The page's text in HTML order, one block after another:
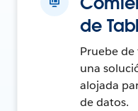
de
Pruebe
una
alojada
de datos.